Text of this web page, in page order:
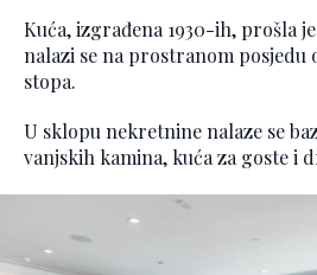
Kuća, izgrađena 1930-ih, prošla
nalazi se na prostranom posjedu
stopa.
U sklopu nekretnine nalaze se
vanjskih kamina, kuća za goste i